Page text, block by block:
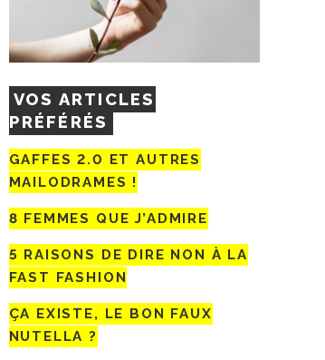
VOS ARTICLES
PRÉFÉRÉS
GAFFES 2.0 ET AUTRES
MAILODRAMES !
8 FEMMES QUE J’ADMIRE
5 RAISONS DE DIRE NON À LA
FAST FASHION
ÇA EXISTE, LE BON FAUX
NUTELLA ?